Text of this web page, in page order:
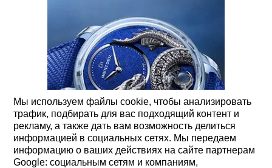
Мы используем файлы cookie, чтобы анализировать
трафик, подбирать для вас подходящий контент и
рекламу, а также дать вам возможность делиться
информацией в социальных сетях. Мы передаем
информацию о ваших действиях на сайте партнерам
Google: социальным сетям и компаниям,